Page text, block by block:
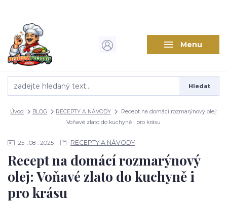
Menu
Hledat
Úvod BLOG RECEPTY A NÁVODY
Recept na domácí rozmarýnový olej:
Voňavé zlato do kuchyně i pro krásu
25 08 2025 RECEPTY A NÁVODY
Recept na domácí rozmarýnový
olej: Voňavé zlato do kuchyně i
pro krásu